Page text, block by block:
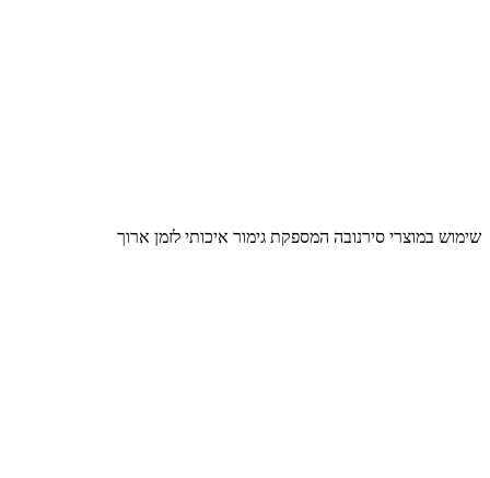
שימוש במוצרי סירנובה המספקת גימור איכותי לזמן ארוך